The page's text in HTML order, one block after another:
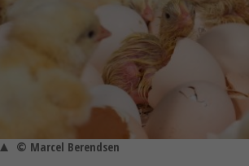
© Marcel Berendsen